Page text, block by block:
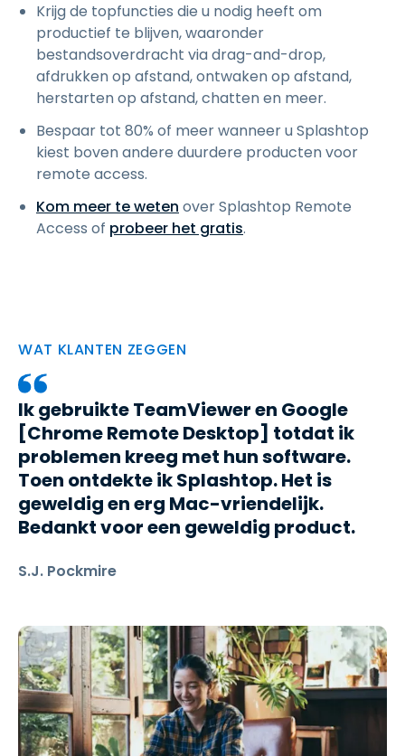
Krijg de topfuncties die u nodig heeft om
productief te blijven, waaronder
bestandsoverdracht via drag-and-drop,
afdrukken op afstand, ontwaken op afstand,
herstarten op afstand, chatten en meer.
Bespaar tot 80% of meer wanneer u Splashtop
kiest boven andere duurdere producten voor
remote access.
Kom meer te weten over Splashtop Remote
Access of probeer het gratis.
WAT KLANTEN ZEGGEN
Ik gebruikte TeamViewer en Google
[Chrome Remote Desktop] totdat ik
problemen kreeg met hun software.
Toen ontdekte ik Splashtop. Het is
geweldig en erg Mac-vriendelijk.
Bedankt voor een geweldig product.
S.J. Pockmire